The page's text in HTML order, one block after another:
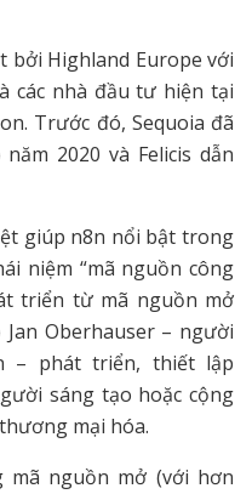
bởi Highland Europe với
các nhà đầu tư hiện tại
Trước đó, Sequoia đã
2020 và Felicis dẫn
giúp n8n nổi bật trong
niệm “mã nguồn công
triển từ mã nguồn mở
Oberhauser – người
– phát triển, thiết lập
sáng tạo hoặc cộng
mại hóa.
mã nguồn mở (với hơn